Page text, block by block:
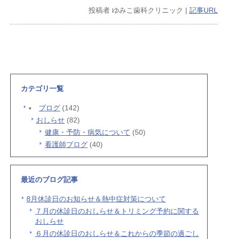
投稿者 ゆみこ歯科クリニック | 記事URL
カテゴリ一覧
ブログ (142)
おしらせ (82)
健康・予防・病気について (50)
看護師ブログ (40)
最近のブログ記事
8月休診日のお知らせ＆熱中症対策について
７月の休診日のおしらせ＆トリミング予約に関する
おしらせ
６月の休診日のおしらせ＆これからの季節の過ごし